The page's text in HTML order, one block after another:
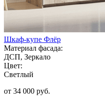
Шкаф-купе Флёр
Материал фасада:
ДСП, Зеркало
Цвет:
Светлый
от 34 000 руб.